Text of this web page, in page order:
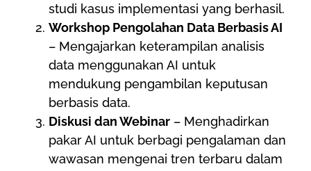
studi kasus implementasi yang berhasil.
Workshop Pengolahan Data Berbasis AI
– Mengajarkan keterampilan analisis
data menggunakan AI untuk
mendukung pengambilan keputusan
berbasis data.
Diskusi dan Webinar – Menghadirkan
pakar AI untuk berbagi pengalaman dan
wawasan mengenai tren terbaru dalam